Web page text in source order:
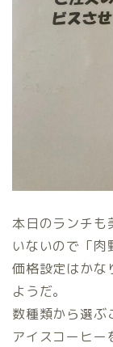
本日のランチも
いないので「肉
価格設定はかな
ようだ。
数種類から選ぶ
アイスコーヒー